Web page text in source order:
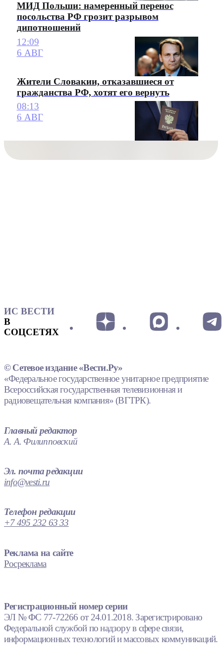
МИД Польши: намеренный перенос
посольства РФ грозит разрывом
дипотношений
12:09
6 АВГ
Жители Словакии, отказавшиеся от
гражданства РФ, хотят его вернуть
08:13
6 АВГ
ИС ВЕСТИ
В
СОЦСЕТЯХ
© Сетевое издание «Вести.Ру»
«Федеральное государственное унитарное предприятие
Всероссийская государственная телевизионная и
радиовещательная компания» (ВГТРК).
Главный редактор
А. А. Филипповский
Эл. почта редакции
info@vesti.ru
Телефон редакции
+7 495 232 63 33
Реклама на сайте
Росреклама
Регистрационный номер серии
ЭЛ № ФС 77-72266 от 24.01.2018. Зарегистрировано
Федеральной службой по надзору в сфере связи,
информационных технологий и массовых коммуникаций.